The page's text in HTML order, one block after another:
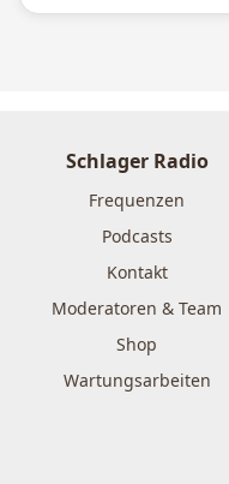
Schlager Radio
Frequenzen
Podcasts
Kontakt
Moderatoren & Team
Shop
Wartungsarbeiten